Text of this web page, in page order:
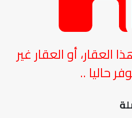
العقار، أو العقار غير
حاليا ..